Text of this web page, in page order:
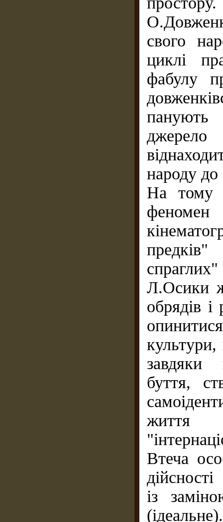
свого
циклі
фабулу
панують
народу до
На тому
Л.Осики
обрядів і
завдяки
буття,
життя
Втеча
із